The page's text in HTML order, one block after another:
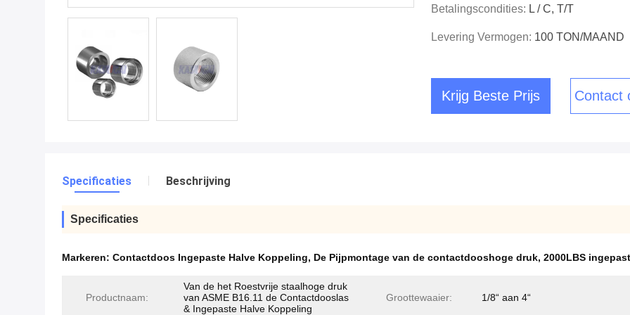
Betalingscondities: L / C, T/T
Levering Vermogen: 100 TON/MAAND
Krijg Beste Prijs Contact
Specificaties Beschrijving
Specificaties
Markeren: Contactdoos Ingepaste Halve Koppeling, De Pijpmontage van de contactdooshoge druk, 2000LBS
Productnaam:
Van de het Roestvrije staalhoge druk
van ASME B16.11 de Contactdooslas
& Ingepaste Halve Koppeling
Groottewaaier: 1/8“ aan 4“